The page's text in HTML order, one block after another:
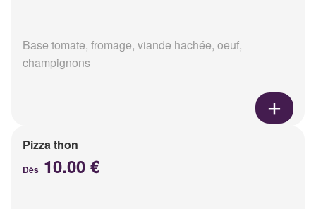
Base tomate, fromage, viande hachée, oeuf,
champignons
Pizza thon
Dès 10.00 €